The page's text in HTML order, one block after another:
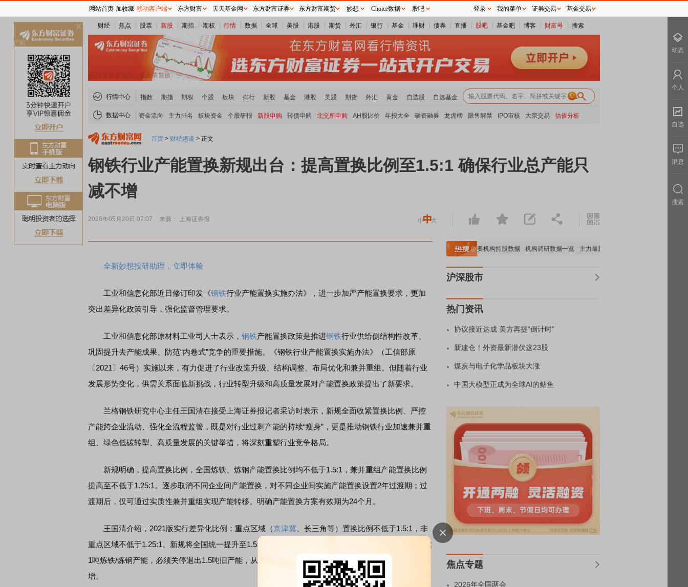
财经 焦点 股票 新股 期指 期权 行情 数据 全球 美股 港股 期货 外汇 银行 基金 理财 债券 直播 股吧 基金吧 博客 财富号 搜索
行情中心 指数 期指 期权 个股 板块 排行 新股 基金 港股 美股 期货 外汇 黄金 自选股 自选基金 0
数据中心 资金流向 主力排名 板块资金 个股研报 新股申购 转债申购 北交所申购 AH股比价 年报大全 融资融券 龙虎榜 限售解禁 IPO审核 大宗交易 估值分析
首页 > 财经频道 > 正文
钢铁行业产能置换新规出台：提高置换比例至1.5:1 确保行业总产能只
减不增
2026年05月20日 07:07 来源： 上海证券报
全新妙想投研助理，立即体验
工业和信息化部近日修订印发《钢铁行业产能置换实施办法》，进一步加严产能置换要求，更加
突出差异化政策引导，强化监督管理要求。
工业和信息化部原材料工业司人士表示， 钢铁产能置换政策是推进钢铁行业供给侧结构性改革、
巩固提升去产能成果、防范“内卷式”竞争的重要措施。《钢铁行业产能置换实施办法》（工信部原
〔2021〕46号）实施以来，有力促进了行业改造升级、结构调整、布局优化和兼并重组。但随着行业
发展形势变化，供需关系面临新挑战，行业转型升级和高质量发展对产能置换政策提出了新要求。
兰格钢铁研究中心主任王国清在接受上海证券报记者采访时表示，新规全面收紧置换比例、严控
产能跨企业流动、强化全流程监管，既是对行业过剩产能的持续“瘦身”，更是推动钢铁行业加速兼并重
组、绿色低碳转型、高质量发展的关键举措，将深刻重塑行业竞争格局。
新规明确，提高置换比例，全国炼铁、炼钢产能置换比例均不低于1.5:1，兼并重组产能置换比例
提高至不低于1.25:1。逐步取消不同企业间产能置换，对不同企业间实施产能置换设置2年过渡期；过
渡期后，仅可通过实质性兼并重组实现产能转移。明确产能置换方案有效期为24个月。
王国清介绍，2021版实行差异化比例：重点区域（京津冀 、长三角等）置换比例不低于1.5:1，非
重点区域不低于1.25:1。新规将全国统一提升至1.5:1，无区域差别，这意味着无论在哪一个地区，新建
1吨炼铁/炼钢产能，必须关停退出1.5吨旧产能，从根源上杜绝产能无序扩张，确保行业总产能只减不
增。
A股估值分析全览 重要机构持股数据 机构调研数据一览 主力最新动向
沪深股市
热门资讯
协议接近达成 美方再提“倒计时”
新建仓！外资最新潜伏这23股
煤炭与电子化学品板块大涨
中国大模型正成为全球AI的鲇鱼
焦点专题
2026年全国两会
网站首页 加收藏 移动客户端 东方财富 天天基金网 东方财富证券 东方财富期货 妙想 Choice数据 股吧 登录 我的菜单 证券交易 基金交易
动态
个人
自选
消息
搜索
关